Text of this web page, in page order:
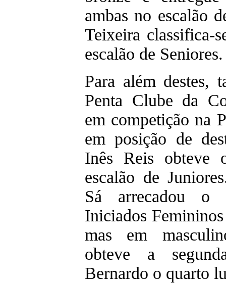
ambas no escalão
Teixeira classifica-
escalão de
Para além destes,
Penta Clube da
em competição na
em posição de
Inês Reis obteve
escalão de
Sá arrecadou o
Iniciados
mas em
obteve a
Bernardo o quarto